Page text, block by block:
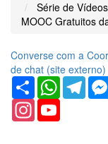
Série de
MOOC Gratuitos
Converse com a
de chat (site externo)
Share WhatsApp
Instagram